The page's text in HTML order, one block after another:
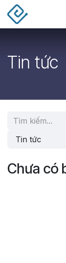
Bỏ qua để đến
Tin tức
Tin tức
Chưa có